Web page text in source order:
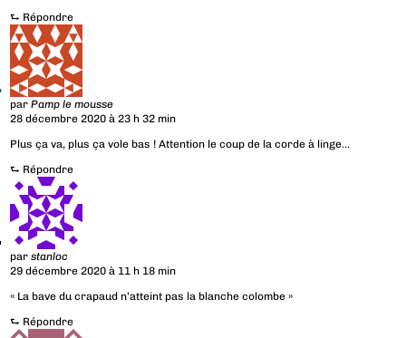
⮑ Répondre
parPamp le mousse
28 décembre 2020 à 23 h 32 min
Plus ça va, plus ça vole bas ! Attention le coup de la corde à linge…
⮑ Répondre
parstanloc
29 décembre 2020 à 11 h 18 min
« La bave du crapaud n’atteint pas la blanche colombe »
⮑ Répondre